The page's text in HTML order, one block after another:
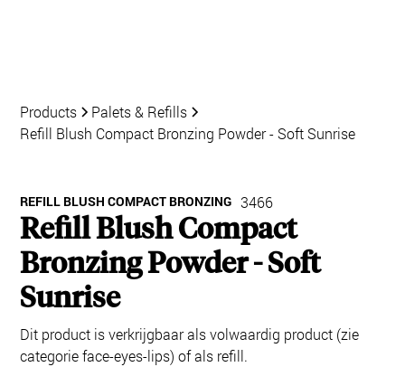
Products
Palets & Refills
Refill Blush Compact Bronzing Powder - Soft Sunrise
REFILL BLUSH COMPACT BRONZING 3466
Refill Blush Compact
Bronzing Powder - Soft
Sunrise
Dit product is verkrijgbaar als volwaardig product (zie
categorie face-eyes-lips) of als refill.